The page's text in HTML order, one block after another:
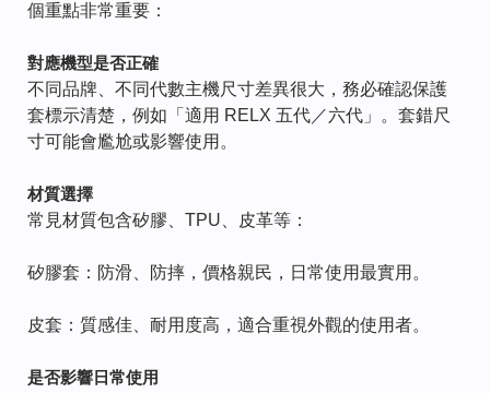
個重點非常重要：
對應機型是否正確
不同品牌、不同代數主機尺寸差異很大，務必確認保護
套標示清楚，例如「適用 RELX 五代／六代」。套錯尺
寸可能會尷尬或影響使用。
材質選擇
常見材質包含矽膠、TPU、皮革等：
矽膠套：防滑、防摔，價格親民，日常使用最實用。
皮套：質感佳、耐用度高，適合重視外觀的使用者。
是否影響日常使用